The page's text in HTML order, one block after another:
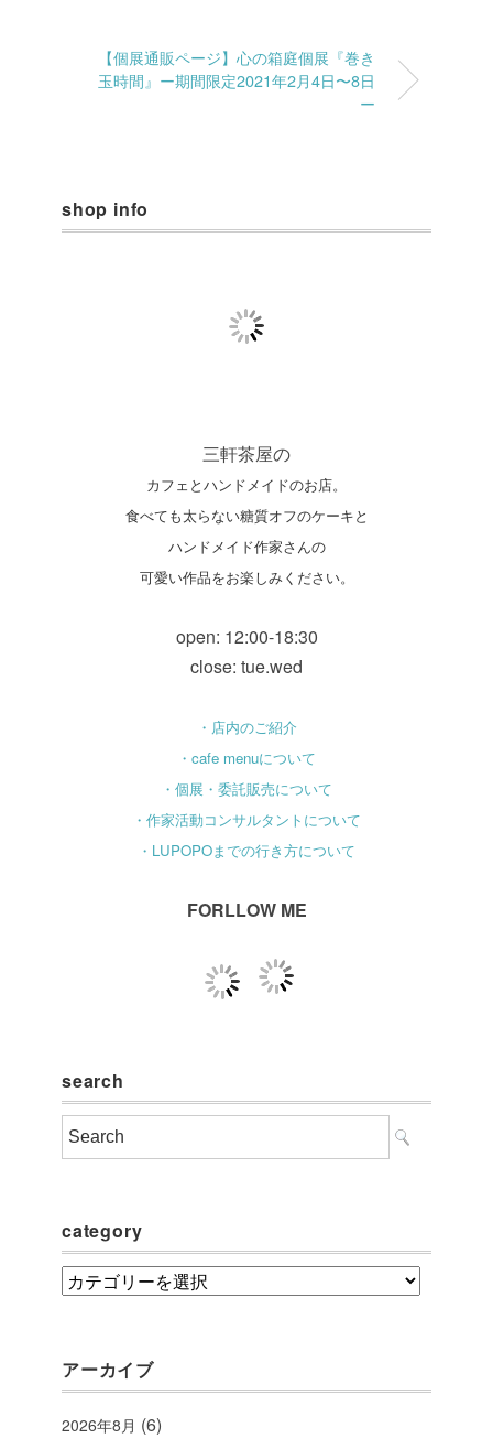
【個展通販ページ】心の箱庭個展『巻き
玉時間』ー期間限定2021年2月4日〜8日
ー
shop info
三軒茶屋の
カフェとハンドメイドのお店。
食べても太らない糖質オフのケーキと
ハンドメイド作家さんの
可愛い作品をお楽しみください。
open: 12:00-18:30
close: tue.wed
・店内のご紹介
・cafe menuについて
・個展・委託販売について
・作家活動コンサルタントについて
・LUPOPOまでの行き方について
FORLLOW ME
search
category
category
アーカイブ
2026年8月 (6)